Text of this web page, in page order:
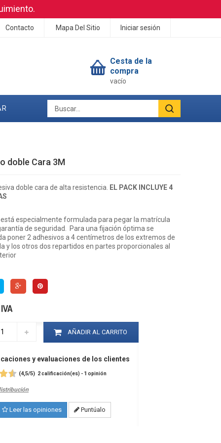
Iniciar sesión
Contacto Mapa Del Sitio
Cesta de la
compra
vacío
doble Cara 3M
doble cara de alta resistencia. EL PACK
INCLUYE 4
especialmente formulada para pegar la matrícula
de seguridad. Para una fijación óptima se
poner 2 adhesivos a 4 centímetros de los extremos de
y los otros dos repartidos en partes proporcionales al
AÑADIR AL CARRITO
y evaluaciones de los clientes
(4,5/5) 2calificación(es) - 1 opinión
Leer las opiniones Puntúalo